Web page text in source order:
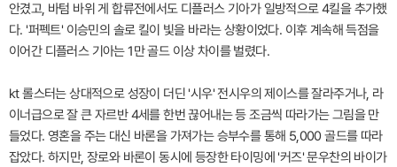
안겼고, 바텀 바위 게 합류전에서도 디플러스 기아가 일방적으로 4킬을 추가했
다. '퍼펙트' 이승민의 솔로 킬이 빛을 바라는 상황이었다. 이후 계속해 득점을
이어간 디플러스 기아는 1만 골드 이상 차이를 벌렸다.
kt 롤스터는 상대적으로 성장이 더딘 '시우' 전시우의 제이스를 잘라주거나, 라
이너급으로 잘 큰 자르반 4세를 한번 끊어내는 등 조금씩 따라가는 그림을 만
들었다. 영혼을 주는 대신 바론을 가져가는 승부수를 통해 5,000 골드를 따라
잡았다. 하지만, 장로와 바론이 동시에 등장한 타이밍에 '커즈' 문우찬의 바이가